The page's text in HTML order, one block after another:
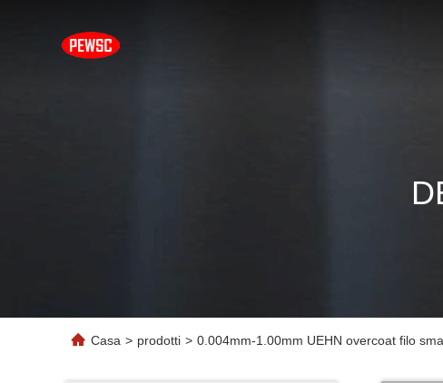
Casa > prodotti > 0.004mm-1.00mm UEHN overcoat filo